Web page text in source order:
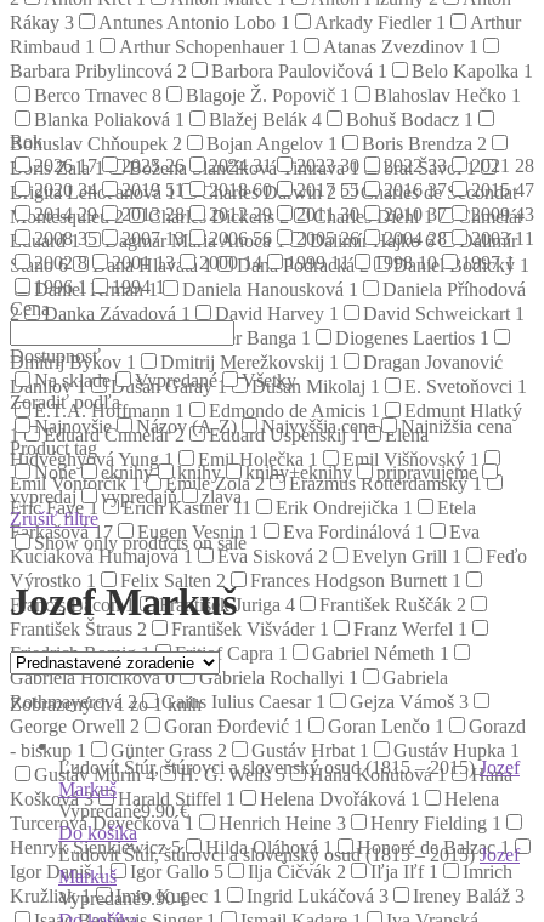
Rákay 3 Antunes Antonio Lobo 1 Arkady Fiedler 1
Arthur
Rimbaud 1 Arthur Schopenhauer 1 Atanas Zvezdinov 1
Barbara Pribylincová 2 Barbora Paulovičová 1 Belo Kapolka 1
Berco Trnavec 8 Blagoje Ž. Popovič 1 Blahoslav Hečko 1
Blanka Poliaková 1 Blažej Belák 4 Bohuš Bodacz 1
Bohuslav Chňoupek 2 Bojan Angelov 1 Boris Brendza 2
Boris Zala1 Božena Slančíková Timrava1 brat Šavol1
Brigita Lehoťanová 1 Charles Darwin2
Charles de Secondat
Montesquieu2 Charles Dickens2 Charles Diehl1
Chmelár
Eduard1 Dagmar Mária Anoca 1 Dalimír Hajko6
Dalimír
Stano6 Dana Hlavatá1 Dana Podracká2 Daniel Bodický 1
Daniel Krman1 Daniela Hanousková 1
Daniela Příhodová
2
Danka Závadová 1 David Harvey 1 David Schweickart 1
Dezider Banga 1 Diogenes Laertios 1
Dmitrij Bykov 1 Dmitrij Merežkovskij 1
Dragan Jovanović
Danilov1 Dušan Garay1 Dušan Mikolaj 1 E. Svetoňovci 1
E.T.A. Hoffmann 1 Edmondo de Amicis 1
Edmunt Hlatký
1
Eduard Chmelár2 Eduard Uspenskij1
Elena
Hidvéghyová Yung1 Emil Holečka 1 Emil Višňovský 1
Emil Vontorčík1 Émile Zola2 Erazmus Rotterdamský1
Eric Faye1 Erich Kästner11 Erik Ondrejička 1
Etela
Farkašová17 Eugen Vesnin 1 Eva Fordinálová 1
Eva
Kuciaková Humajová1 Eva Sisková 2 Evelyn Grill 1
Feďo
Výrostko 1 Felix Salten 2 Frances Hodgson Burnett 1
Francis Bacon1 František Juriga 4 František Ruščák 2
František Štraus 2 František Višváder 1 Franz Werfel 1
Friedrich Romig1 Fritjof Capra 1 Gabriel Németh 1
Gabriela Holčíková0 Gabriela Rochallyi 1
Gabriela
Rothmayerová 2 Gaius Iulius Caesar 1 Gejza Vámoš 3
George Orwell 2 Goran Đorđević 1 Goran Lenčo 1
Gorazd
- biskup 1 Günter Grass 2 Gustáv Hrbat 1 Gustáv Hupka 1
Gustáv Murín4 H. G. Wells5 Hana Kohútová1
Hana
Košková3 Harald Stiffel 1 Helena Dvořáková 1
Helena
Turcerová Devečková1 Henrich Heine 3 Henry Fielding 1
Henryk Sienkiewicz5 Hilda Oláhová 1 Honoré de Balzac1
Igor Daniš1 Igor Gallo 5 Ilja Čičvák 2 Iľja Iľf 1
Imrich
Kružliak1 Imro Kupec 1 Ingrid Lukáčová 3 Ireney Baláž 3
Rok
202617 202526 202431 202330 202233 2021 28
2020 34 2019 51 201860 2017 55 201637 201547
201429 201328 201229 201130 201037 200943
200835 200713 200656 200526 200428 200311
20028 200113 200014 199911 199810 19971
19961 19941
Cena
Dostupnosť
Na sklade
Vypredané
Všetky
Zoradiť podľa
Najnovšie
Názov (A-Z) Najvyššia cena
Najnižšia cena
Product tag
None
eknihy knihy knihy+eknihy
pripravujeme
vypredaj
vypredajň
zlava
Zrušiť filtre
Show only products on sale
Jozef Markuš
Zobrazených 1 zo 1 kníh
Ľudovít Štúr, štúrovci a slovenský osud (1815 – 2015) Jozef
Markuš
Vypredané9.90 €
Do košíka
Ľudovít Štúr, štúrovci a slovenský osud (1815 – 2015) Jozef
Markuš
Vypredané9.90 €